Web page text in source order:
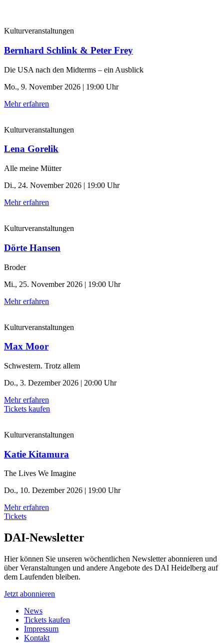
Kulturveranstaltungen
Bernhard Schlink & Peter Frey
Die USA nach den Midterms – ein Ausblick
Mo., 9. November 2026 | 19:00 Uhr
Mehr erfahren
Kulturveranstaltungen
Lena Gorelik
Alle meine Mütter
Di., 24. November 2026 | 19:00 Uhr
Mehr erfahren
Kulturveranstaltungen
Dörte Hansen
Broder
Mi., 25. November 2026 | 19:00 Uhr
Mehr erfahren
Kulturveranstaltungen
Max Moor
Schwestern. Trotz allem
Do., 3. Dezember 2026 | 20:00 Uhr
Mehr erfahren
Tickets kaufen
Kulturveranstaltungen
Katie Kitamura
The Lives We Imagine
Do., 10. Dezember 2026 | 19:00 Uhr
Mehr erfahren
Tickets
DAI-Newsletter
Hier können Sie unseren wöchentlichen Newsletter abonnieren und
über Veranstaltungen und andere Angebote des DAI Heidelberg auf
dem Laufenden bleiben.
Jetzt abonnieren
News
Tickets kaufen
Impressum
Kontakt